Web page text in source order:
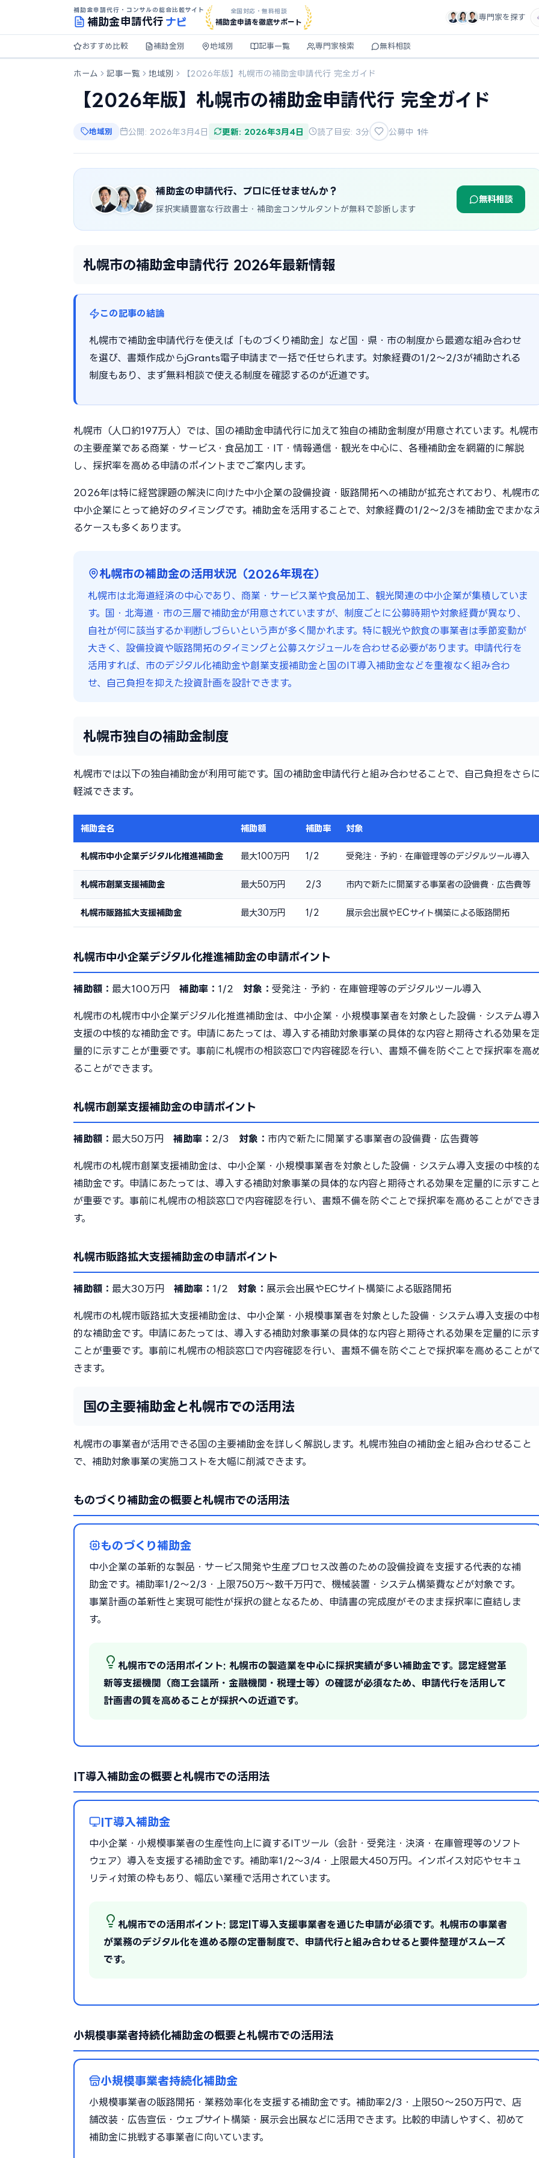
補助金申請代行・コンサルの総合比較サイト
補助金申請代行 ナビ
全国対応・無料相談
補助金申請を徹底サポート
専門家を探す
おすすめ比較 補助金別 地域別 記事一覧 専門家検索 無料相談
ホーム 記事一覧 地域別 【2026年版】札幌市の補助金申請代行 完全ガイド
【2026年版】札幌市の補助金申請代行 完全ガイド
地域別 公開: 2026年3月4日 更新: 2026年3月4日 読了目安: 3分 公募中 1件
補助金の申請代行、プロに任せませんか？
採択実績豊富な行政書士・補助金コンサルタントが無料で診断します
無料相談
札幌市の補助金申請代行 2026年最新情報
この記事の結論
札幌市で補助金申請代行を使えば「ものづくり補助金」など国・県・市の制度から最適な組み合わせ
を選び、書類作成からjGrants電子申請まで一括で任せられます。対象経費の1/2〜2/3が補助される
制度もあり、まず無料相談で使える制度を確認するのが近道です。
札幌市（人口約197万人）では、国の補助金申請代行に加えて独自の補助金制度が用意されています。札幌市
の主要産業である商業・サービス・食品加工・IT・情報通信・観光を中心に、各種補助金を網羅的に解説
し、採択率を高める申請のポイントまでご案内します。
2026年は特に経営課題の解決に向けた中小企業の設備投資・販路開拓への補助が拡充されており、札幌市
中小企業にとって絶好のタイミングです。補助金を活用することで、対象経費の1/2〜2/3を補助金でまかな
るケースも多くあります。
札幌市の補助金の活用状況（2026年現在）
札幌市は北海道経済の中心であり、商業・サービス業や食品加工、観光関連の中小企業が集積していま
す。国・北海道・市の三層で補助金が用意されていますが、制度ごとに公募時期や対象経費が異なり、
自社が何に該当するか判断しづらいという声が多く聞かれます。特に観光や飲食の事業者は季節変動が
大きく、設備投資や販路開拓のタイミングと公募スケジュールを合わせる必要があります。申請代行を
活用すれば、市のデジタル化補助金や創業支援補助金と国のIT導入補助金などを重複なく組み合わ
せ、自己負担を抑えた投資計画を設計できます。
札幌市独自の補助金制度
札幌市では以下の独自補助金が利用可能です。国の補助金申請代行と組み合わせることで、自己負担をさら
軽減できます。
補助金名 補助額 補助率 対象
札幌市中小企業デジタル化推進補助金 最大100万円 1/2 受発注・予約・在庫管理等のデジタルツール導入
札幌市創業支援補助金 最大50万円 2/3 市内で新たに開業する事業者の設備費・広告費等
札幌市販路拡大支援補助金 最大30万円 1/2 展示会出展やECサイト構築による販路開拓
札幌市中小企業デジタル化推進補助金の申請ポイント
補助額： 最大100万円 補助率： 1/2 対象： 受発注・予約・在庫管理等のデジタルツール導入
札幌市の札幌市中小企業デジタル化推進補助金は、中小企業・小規模事業者を対象とした設備・システム導
支援の中核的な補助金です。申請にあたっては、導入する補助対象事業の具体的な内容と期待される効果を
量的に示すことが重要です。事前に札幌市の相談窓口で内容確認を行い、書類不備を防ぐことで採択率を高
ることができます。
札幌市創業支援補助金の申請ポイント
補助額： 最大50万円 補助率： 2/3 対象： 市内で新たに開業する事業者の設備費・広告費等
札幌市の札幌市創業支援補助金は、中小企業・小規模事業者を対象とした設備・システム導入支援の中核的
補助金です。申請にあたっては、導入する補助対象事業の具体的な内容と期待される効果を定量的に示すこ
が重要です。事前に札幌市の相談窓口で内容確認を行い、書類不備を防ぐことで採択率を高めることができ
す。
札幌市販路拡大支援補助金の申請ポイント
補助額： 最大30万円 補助率： 1/2 対象： 展示会出展やECサイト構築による販路開拓
札幌市の札幌市販路拡大支援補助金は、中小企業・小規模事業者を対象とした設備・システム導入支援の中
的な補助金です。申請にあたっては、導入する補助対象事業の具体的な内容と期待される効果を定量的に示
ことが重要です。事前に札幌市の相談窓口で内容確認を行い、書類不備を防ぐことで採択率を高めることが
きます。
国の主要補助金と札幌市での活用法
札幌市の事業者が活用できる国の主要補助金を詳しく解説します。札幌市独自の補助金と組み合わせること
で、補助対象事業の実施コストを大幅に削減できます。
ものづくり補助金の概要と札幌市での活用法
ものづくり補助金
中小企業の革新的な製品・サービス開発や生産プロセス改善のための設備投資を支援する代表的な補
助金です。補助率1/2〜2/3・上限750万〜数千万円で、機械装置・システム構築費などが対象です。
事業計画の革新性と実現可能性が採択の鍵となるため、申請書の完成度がそのまま採択率に直結しま
す。
札幌市での活用ポイント: 札幌市の製造業を中心に採択実績が多い補助金です。認定経営革
新等支援機関（商工会議所・金融機関・税理士等）の確認が必須なため、申請代行を活用して
計画書の質を高めることが採択への近道です。
IT導入補助金の概要と札幌市での活用法
IT導入補助金
中小企業・小規模事業者の生産性向上に資するITツール（会計・受発注・決済・在庫管理等のソフト
ウェア）導入を支援する補助金です。補助率1/2〜3/4・上限最大450万円。インボイス対応やセキュ
リティ対策の枠もあり、幅広い業種で活用されています。
札幌市での活用ポイント: 認定IT導入支援事業者を通じた申請が必須です。札幌市の事業者
が業務のデジタル化を進める際の定番制度で、申請代行と組み合わせると要件整理がスムーズ
です。
小規模事業者持続化補助金の概要と札幌市での活用法
小規模事業者持続化補助金
小規模事業者の販路開拓・業務効率化を支援する補助金です。補助率2/3・上限50〜250万円で、店
舗改装・広告宣伝・ウェブサイト構築・展示会出展などに活用できます。比較的申請しやすく、初めて
補助金に挑戦する事業者に向いています。